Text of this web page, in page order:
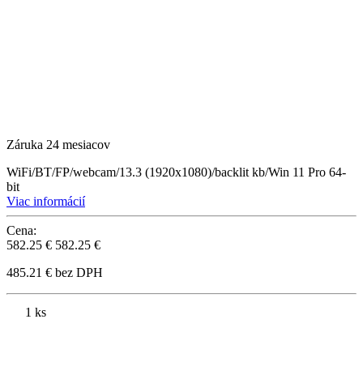
Záruka 24 mesiacov
WiFi/BT/FP/webcam/13.3 (1920x1080)/backlit kb/Win 11 Pro 64-
bit
Viac informácií
Cena:
582.25 € 582.25 €
485.21 € bez DPH
1 ks